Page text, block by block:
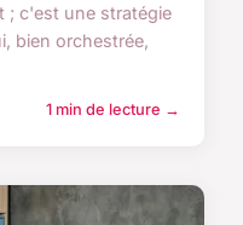
; c'est une stratégie
bien orchestrée,
1 min de lecture →